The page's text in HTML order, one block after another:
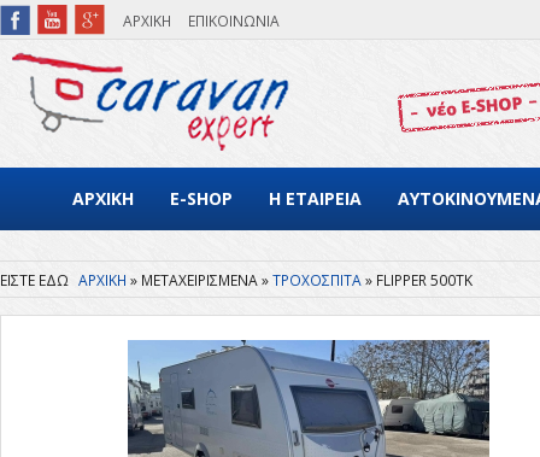
Παράκαμψη προς το κυρίως περιεχόμενο
ΑΡΧΙΚΗ ΕΠΙΚΟΙΝΩΝΙΑ
ΑΡΧΙΚΗ E-SHOP Η ΕΤΑΙΡΕΙΑ
Είστε εδώ
ΑΡΧΙΚΗ ΜΕΤΑΧΕΙΡΙΣΜΕΝΑ ΤΡΟΧΟΣΠΙΤΑ FLIPPER 500TK